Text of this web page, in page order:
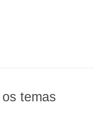
temas